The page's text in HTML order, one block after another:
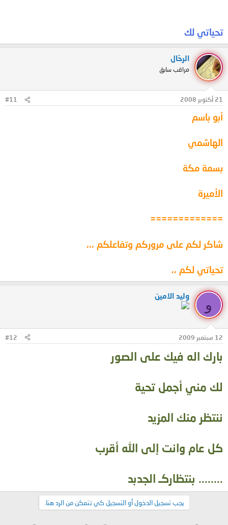
تحياتي لك
الرحّال
مراقب سابق
21 أكتوبر 2008 #11
أبو باسم
الهاشمي
بسمة مكة
الأميرة
=============
شاكر لكم على مروركم وتفاعلكم ،،،
تحياتي لكم ،،
و
وليد الامين
12 سبتمبر 2009 #12
بارك اله فيك على الصور
لك مني أجمل تحية
ننتظر منك المزيد
كل عام وانت إلى الله أقرب
........ بنتظاركـ الجدبد
يجب تسجيل الدخول أو التسجيل كي تتمكن من الرد هنا.